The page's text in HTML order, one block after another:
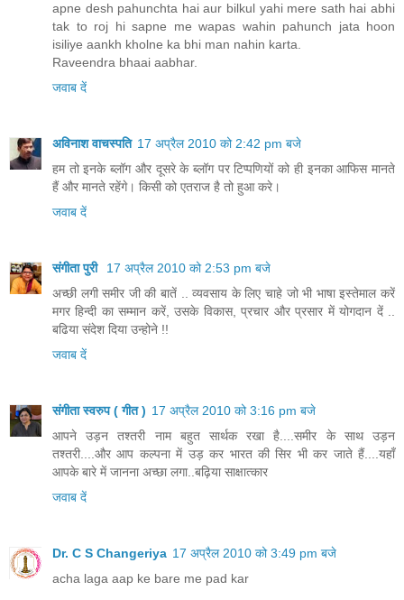
apne desh pahunchta hai aur bilkul yahi mere sath hai abhi
tak to roj hi sapne me wapas wahin pahunch jata hoon
isiliye aankh kholne ka bhi man nahin karta.
Raveendra bhaai aabhar.
जवाब दें
अविनाश वाचस्पति 17 अप्रैल 2010 को 2:42 pm बजे
हम तो इनके ब्‍लॉग और दूसरे के ब्‍लॉग पर टिप्‍पणियों को ही इनका आफिस मानते
हैं और मानते रहेंगे। किसी को एतराज है तो हुआ करे।
जवाब दें
संगीता पुरी
17 अप्रैल 2010 को 2:53 pm बजे
अच्‍छी लगी समीर जी की बातें .. व्यवसाय के लिए चाहे जो भी भाषा इस्तेमाल करें
मगर हिन्दी का सम्मान करें, उसके विकास, प्रचार और प्रसार में योगदान दें ..
बढिया संदेश दिया उन्‍होने !!
जवाब दें
संगीता स्वरुप ( गीत ) 17 अप्रैल 2010 को 3:16 pm बजे
आपने उड़न तश्तरी नाम बहुत सार्थक रखा है....समीर के साथ उड़न
तश्तरी....और आप कल्पना में उड़ कर भारत की सिर भी कर जाते हैं....यहाँ
आपके बारे में जानना अच्छा लगा..बढ़िया साक्षात्कार
जवाब दें
Dr. C S Changeriya 17 अप्रैल 2010 को 3:49 pm बजे
acha laga aap ke bare me pad kar